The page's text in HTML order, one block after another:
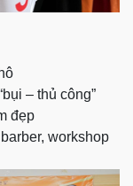
– thủ công”
đẹp
workshop